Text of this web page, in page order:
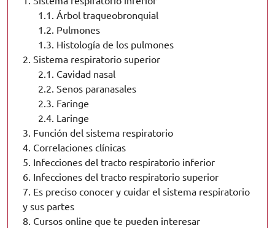
1.1. Árbol traqueobronquial
1.2. Pulmones
1.3. Histología de los pulmones
2. Sistema respiratorio superior
2.1. Cavidad nasal
2.2. Senos paranasales
2.3. Faringe
2.4. Laringe
3. Función del sistema respiratorio
4. Correlaciones clínicas
5. Infecciones del tracto respiratorio inferior
6. Infecciones del tracto respiratorio superior
7. Es preciso conocer y cuidar el sistema respiratorio
y sus partes
8. Cursos online que te pueden interesar